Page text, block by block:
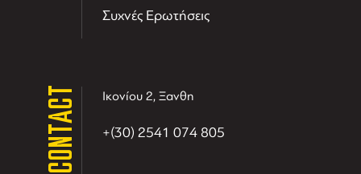
Συχνές Ερωτήσεις
CONTACT Ικονίου 2, Ξανθη
+(30) 2541 074 805